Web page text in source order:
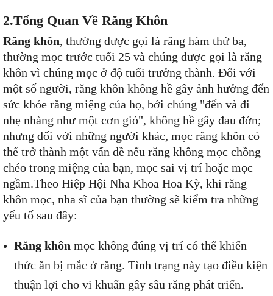
2.Tổng Quan Về Răng Khôn
Răng khôn, thường được gọi là răng hàm thứ ba,
thường mọc trước tuổi 25 và chúng được gọi là răng
khôn vì chúng mọc ở độ tuổi trưởng thành. Đối với
một số người, răng khôn không hề gây ảnh hưởng đến
sức khỏe răng miệng của họ, bởi chúng "đến và đi
nhẹ nhàng như một cơn gió", không hề gây đau đớn;
nhưng đối với những người khác, mọc răng khôn có
thể trở thành một vấn đề nếu răng không mọc chồng
chéo trong miệng của bạn, mọc sai vị trí hoặc mọc
ngầm.Theo Hiệp Hội Nha Khoa Hoa Kỳ, khi răng
khôn mọc, nha sĩ của bạn thường sẽ kiểm tra những
yếu tố sau đây:
Răng khôn mọc không đúng vị trí có thể khiến
thức ăn bị mắc ở răng. Tình trạng này tạo điều kiện
thuận lợi cho vi khuẩn gây sâu răng phát triển.